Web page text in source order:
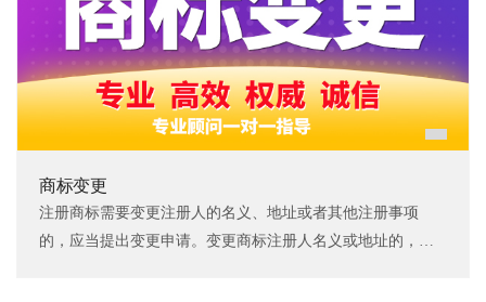
商标变更
注册商标需要变更注册人的名义、地址或者其他注册事项
的，应当提出变更申请。变更商标注册人名义或地址的，商